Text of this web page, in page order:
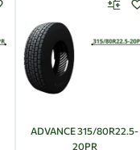
ADVANCE 315/80R22.5-
20PR